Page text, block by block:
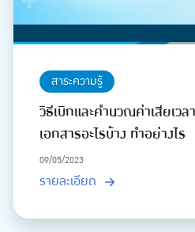
สาระความรู้
วิธีเบิกและคำนวณค่าเสียเว
เอกสารอะไรบ้าง ทำอย่างไร
09/05/2023
รายละเอียด